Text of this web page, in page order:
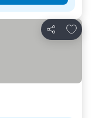
Sdílet
Přidat na